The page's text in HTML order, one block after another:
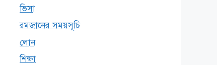
ভিসা
রমজানের সময়সূচি
লোন
শিক্ষা